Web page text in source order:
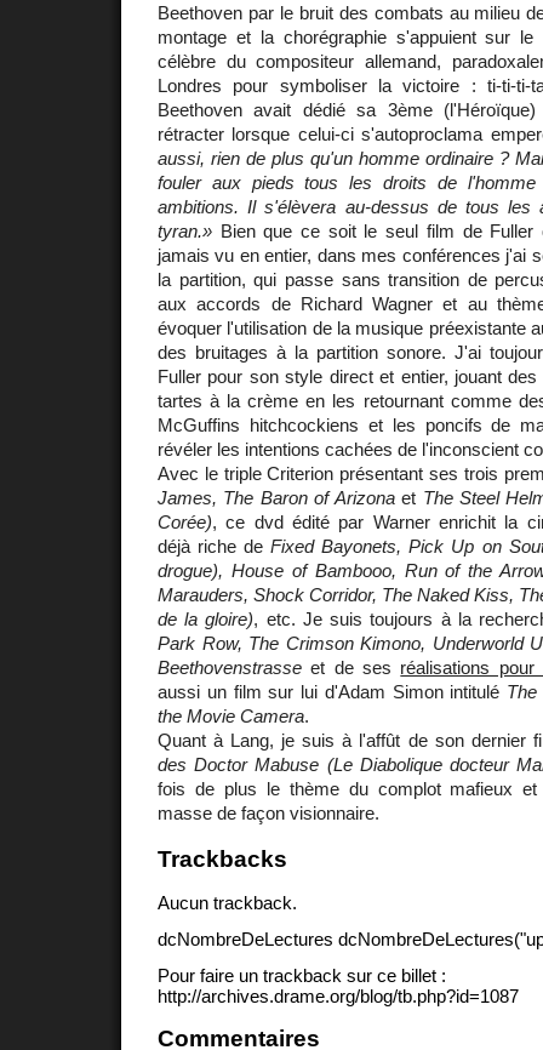
Beethoven par le bruit des combats au milieu
montage et la chorégraphie s'appuient sur le
célèbre du compositeur allemand,
Londres pour symboliser la victoire : ti-ti-ti-
Beethoven avait dédié sa 3ème
rétracter lorsque celui-ci s'autoproclama
aussi, rien de plus qu'un homme ordinaire ?
fouler aux pieds tous les droits de
ambitions. Il s'élèvera au-dessus de tous les
tyran.» Bien que ce soit le seul film de Fuller
jamais vu en entier, dans mes conférences j'ai
la partition, qui passe sans transition de
aux accords de Richard Wagner et au
évoquer l'utilisation de la musique préexistante
des bruitages à la partition sonore. J'ai
Fuller pour son style direct et entier, jouant
tartes à la crème en les retournant comme
McGuffins hitchcockiens et les poncifs de
révéler les intentions cachées de l'inconscient
Avec le triple Criterion présentant ses trois
James, The Baron of Arizonaet The Steel
Corée), ce dvd édité par Warner enrichit la
déjà riche deFixed Bayonets, Pick Up on
drogue), House of Bambooo, Run of the
Marauders, Shock Corridor, The Naked Kiss,
de la gloire), etc. Je suis toujours à la
Park Row, The Crimson Kimono, Underworld
Beethovenstrasse et de ses réalisations pour
aussi un film sur lui d'Adam Simon intitulé The
the Movie Camera.
Quant à Lang, je suis à l'affût de son dernier
des Doctor Mabuse (Le Diabolique docteur
fois de plus le thème du complot mafieux et
masse de façon visionnaire.
Trackbacks
Aucun trackback.
dcNombreDeLectures
Pour faire un trackback sur ce billet :
http://archives.drame.org/blog/tb.php?id=1087
Commentaires